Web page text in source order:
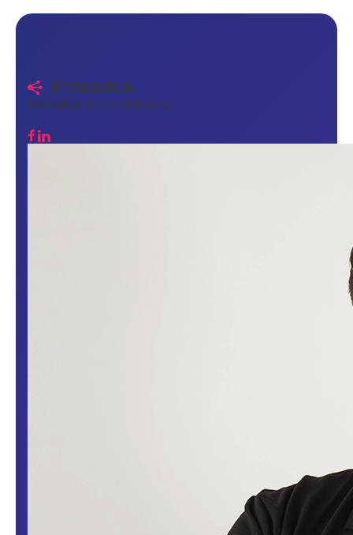
Det rigtige match. Helt ærligt.